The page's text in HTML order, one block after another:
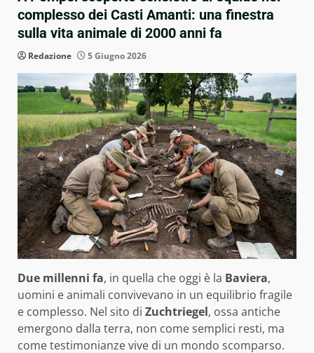
complesso dei Casti Amanti: una finestra
sulla vita animale di 2000 anni fa
Redazione 5 Giugno 2026
Due millenni fa, in quella che oggi è la Baviera,
uomini e animali convivevano in un equilibrio fragile
e complesso. Nel sito di Zuchtriegel, ossa antiche
emergono dalla terra, non come semplici resti, ma
come testimonianze vive di un mondo scomparso.